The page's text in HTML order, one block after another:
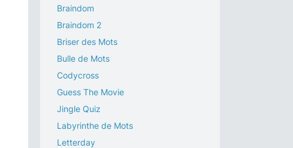
Braindom
Braindom 2
Briser des Mots
Bulle de Mots
Codycross
Guess The Movie
Jingle Quiz
Labyrinthe de Mots
Letterday